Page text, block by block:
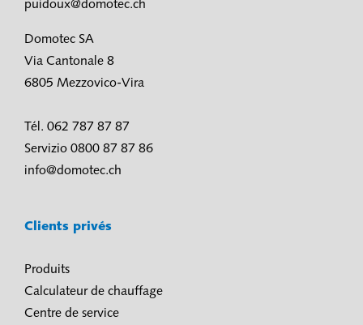
puidoux@domotec.ch
Domotec SA
Via Cantonale 8
6805 Mezzovico-Vira
Tél. 062 787 87 87
Servizio 0800 87 87 86
info@domotec.ch
Clients privés
Produits
Calculateur de chauffage
Centre de service